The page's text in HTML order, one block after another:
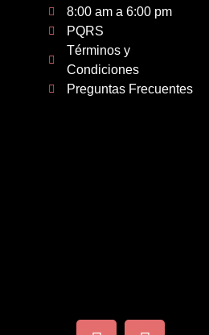
8:00 am a 6:00 pm
PQRS
Términos y
Condiciones
Preguntas Frecuentes